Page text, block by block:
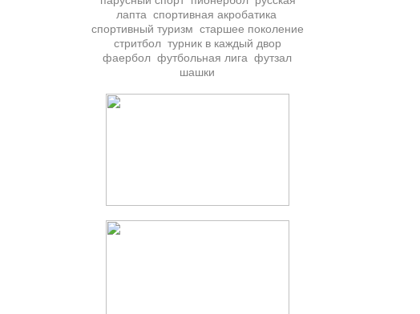
лапта спортивная акробатика
спортивный туризм старшее поколение
стритбол турник в каждый двор
фаербол футбольная лига футзал
шашки